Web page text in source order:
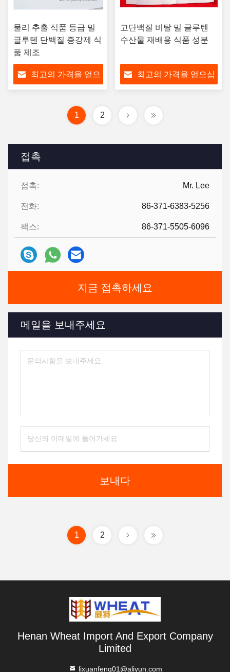
접촉
접촉: Mr. Lee
전화: 86-371-6383-5256
팩스: 86-371-5505-6096
지금 접촉하세요
메일을 보내주세요
보내다
물리 추출 식품 등급 밀
글루텐 단백질 증강제 식
품 제조
최고의 가격을 얻으
고단백질 비탈 밀 글루텐
수산물 재배용 식품 성분
최고의 가격을 얻으십
1 2
1 2
Henan Wheat Import And Export Company
Limited
lixuanfeng01@aliyun.com